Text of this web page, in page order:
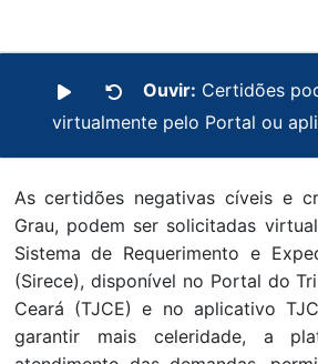
Ouvir: Certidões
virtualmente pelo Portal ou
As certidões negativas cíveis e
Grau, podem ser solicitadas
Sistema de Requerimento e
(Sirece), disponível no Portal do
Ceará (TJCE) e no aplicativo
garantir mais celeridade, a